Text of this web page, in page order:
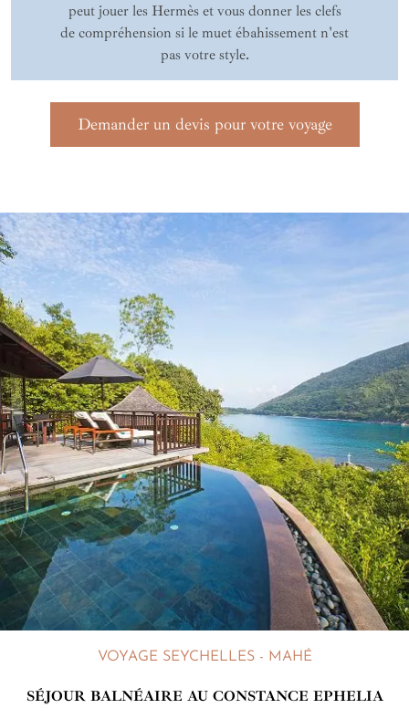
peut jouer les Hermès et vous donner les clefs
de compréhension si le muet ébahissement n'est
pas votre style.
Demander un devis pour votre voyage
VOYAGE SEYCHELLES - MAHÉ
SÉJOUR BALNÉAIRE AU CONSTANCE EPHELIA